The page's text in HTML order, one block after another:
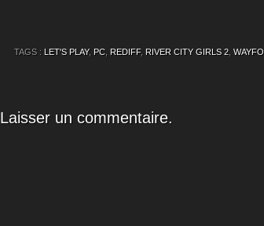
TAGS : LET'S PLAY, PC REDIFF, RIVER CITY GIRLS 2
Laisser un commentaire.